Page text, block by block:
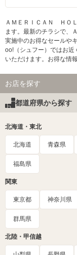
ＡＭＥＲＩＣＡＮ ＨＯ
ます。最新のチラシで、
実施中のお得なセールや
oo!（シュフー）ではお
いただけます。お得な情
お店を探す
都道府県から探す
北海道・東北
北海道 青森県
福島県
関東
東京都 神奈川県
群馬県
北陸・甲信越